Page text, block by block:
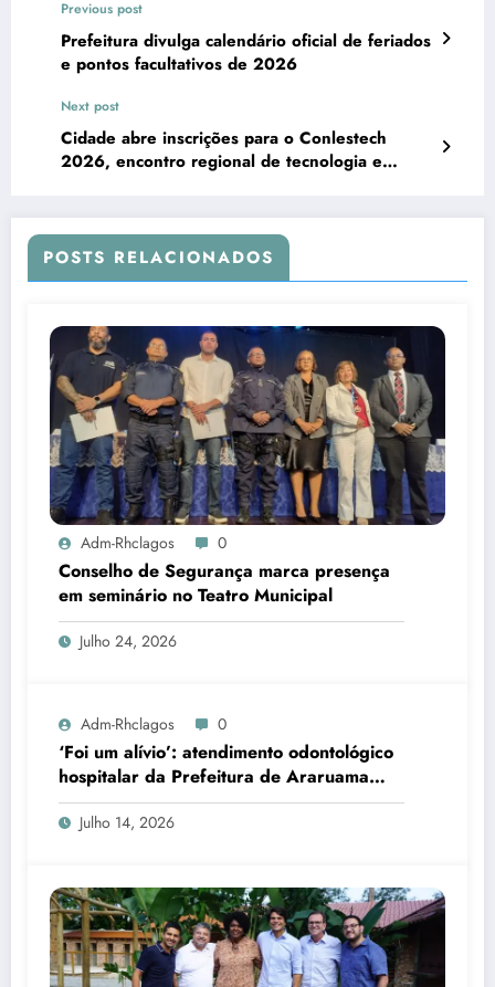
Previous post
Prefeitura divulga calendário oficial de feriados
e pontos facultativos de 2026
Next post
Cidade abre inscrições para o Conlestech
2026, encontro regional de tecnologia e
POSTS RELACIONADOS
Adm-Rhclagos 0
Conselho de Segurança marca presença
em seminário no Teatro Municipal
Julho 24, 2026
Adm-Rhclagos 0
‘Foi um alívio’: atendimento odontológico
hospitalar da Prefeitura de Araruama
transforma rotina de famílias atípicas
Julho 14, 2026